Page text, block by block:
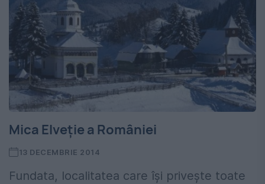
Mica Elveție a României
13 DECEMBRIE 2014
Fundata, localitatea care își privește toate